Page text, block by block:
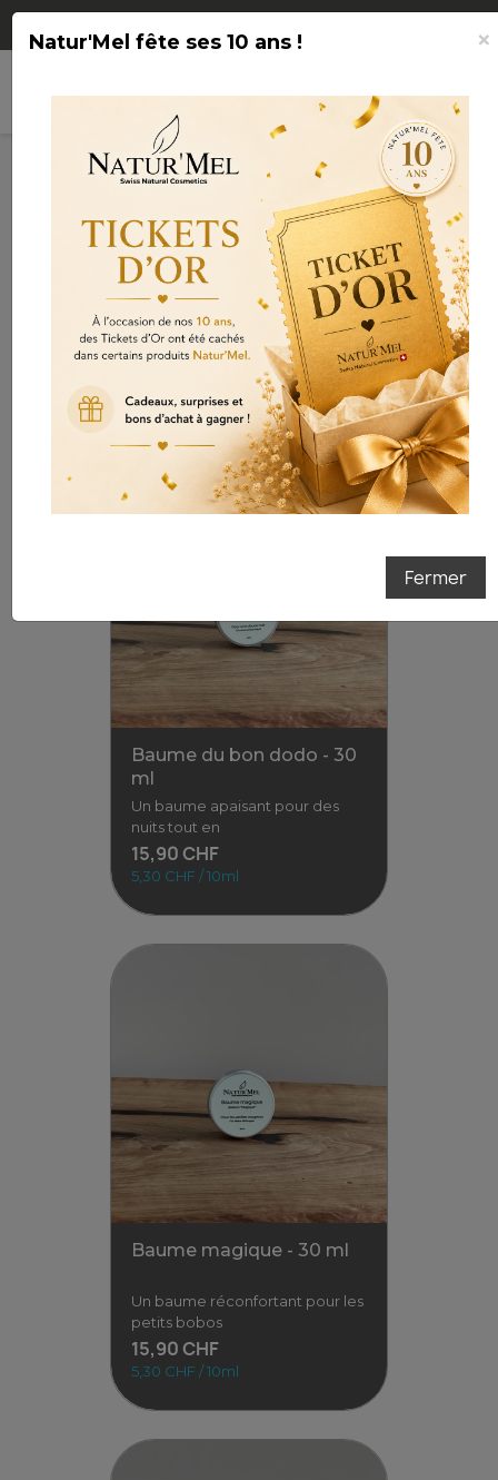
search shopping_cart(0)
Connexion
Bébés & Enfants
Nom, A à Z 
Affichage 1-12 de 20 article(s)
Baume du bon dodo - 30
ml
Un baume apaisant pour des
nuits tout en
15,90 CHF
5,30 CHF / 10ml
Baume du bon dodo - 30 ml
Un baume apaisant pour des
nuits tout en douceur. Le
baume du bon dodo, formulé
avec des huiles
15,90 CHF
5,30 CHF / 10ml
Baume magique - 30 ml
Un baume réconfortant pour les
petits bobos
15,90 CHF
5,30 CHF / 10ml
×
Natur'Mel fête ses 10 ans !
Fermer